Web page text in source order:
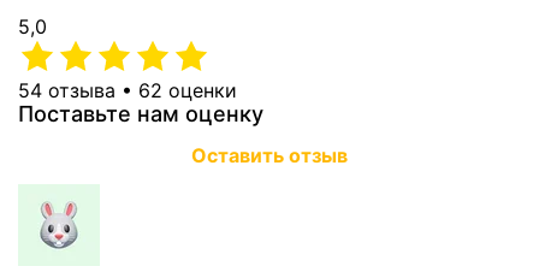
5,0
54 отзыва • 62 оценки
Поставьте нам оценку
Оставить отзыв